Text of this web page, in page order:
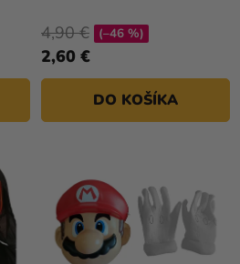
2,60 €
4,90 € (–46 %)
DO KOŠÍKA